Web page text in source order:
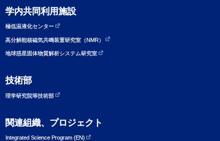
学内共同利用施設
極低温液化センター
高分解能核磁気共鳴装置研究室（NMR）
地球惑星固体物質解析システム研究室
技術部
理学研究院等技術部
関連組織、プロジェクト
Integrated Science Program (EN)